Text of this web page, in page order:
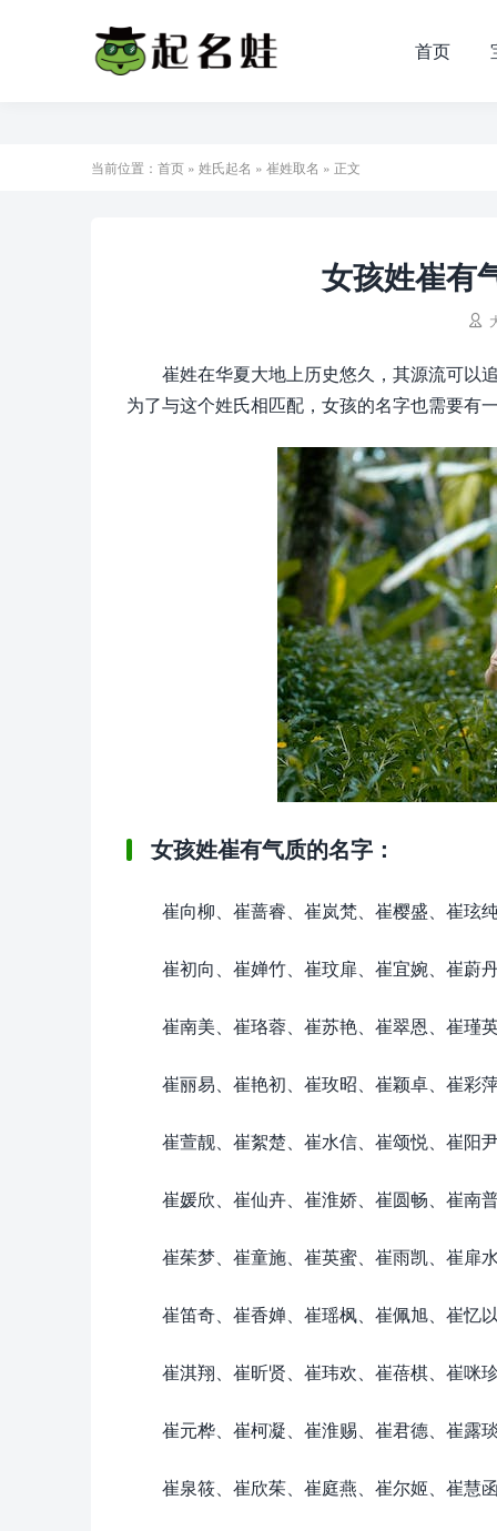
首页
当前位置： 首页 » 姓氏起名 » 崔姓取名 » 正文
女孩姓崔有

崔姓在华夏大地上历史悠久，其源流可以
为了与这个姓氏相匹配，女孩的名字也需要有
女孩姓崔有气质的名字：
崔向柳、崔蔷睿、崔岚梵、崔樱盛、崔玹纯
崔初向、崔婵竹、崔玟扉、崔宜婉、崔蔚丹
崔南美、崔珞蓉、崔苏艳、崔翠恩、崔瑾英
崔丽易、崔艳初、崔玫昭、崔颖卓、崔彩萍
崔萱靓、崔絮楚、崔水信、崔颂悦、崔阳尹
崔媛欣、崔仙卉、崔淮娇、崔圆畅、崔南普
崔茱梦、崔童施、崔英蜜、崔雨凯、崔扉水
崔笛奇、崔香婵、崔瑶枫、崔佩旭、崔忆以
崔淇翔、崔昕贤、崔玮欢、崔蓓棋、崔咪珍
崔元桦、崔柯凝、崔淮赐、崔君德、崔露琰
崔泉筱、崔欣茱、崔庭燕、崔尔姬、崔慧函